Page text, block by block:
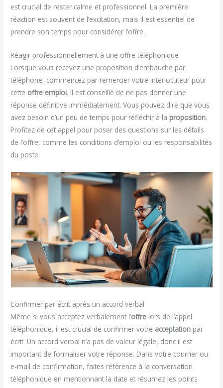
est crucial de rester calme et professionnel. La première
réaction est souvent de l’excitation, mais il est essentiel de
prendre son temps pour considérer l’offre.
Réagir professionnellement à une offre téléphonique
Lorsque vous recevez une proposition d’embauche par
téléphone, commencez par remercier votre interlocuteur pour
cette offre emploi. Il est conseillé de ne pas donner une
réponse définitive immédiatement. Vous pouvez dire que vous
avez besoin d’un peu de temps pour réfléchir à la proposition.
Profitez de cet appel pour poser des questions sur les détails
de l’offre, comme les conditions d’emploi ou les responsabilités
du poste.
Confirmer par écrit après un accord verbal
Même si vous acceptez verbalement l’offre lors de l’appel
téléphonique, il est crucial de confirmer votre acceptation par
écrit. Un accord verbal n’a pas de valeur légale, donc il est
important de formaliser votre réponse. Dans votre courrier ou
e-mail de confirmation, faites référence à la conversation
téléphonique en mentionnant la date et résumez les points